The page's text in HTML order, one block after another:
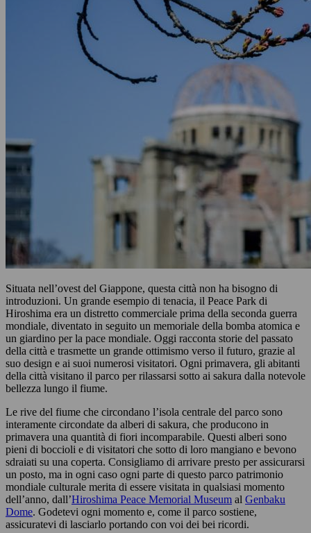
Situata nell’ovest del Giappone, questa città non ha bisogno di
introduzioni. Un grande esempio di tenacia, il Peace Park di
Hiroshima era un distretto commerciale prima della seconda guerra
mondiale, diventato in seguito un memoriale della bomba atomica e
un giardino per la pace mondiale. Oggi racconta storie del passato
della città e trasmette un grande ottimismo verso il futuro, grazie al
suo design e ai suoi numerosi visitatori. Ogni primavera, gli abitanti
della città visitano il parco per rilassarsi sotto ai sakura dalla notevole
bellezza lungo il fiume.
Le rive del fiume che circondano l’isola centrale del parco sono
interamente circondate da alberi di sakura, che producono in
primavera una quantità di fiori incomparabile. Questi alberi sono
pieni di boccioli e di visitatori che sotto di loro mangiano e bevono
sdraiati su una coperta. Consigliamo di arrivare presto per assicurarsi
un posto, ma in ogni caso ogni parte di questo parco patrimonio
mondiale culturale merita di essere visitata in qualsiasi momento
dell’anno, dall’Hiroshima Peace Memorial Museum al Genbaku
Dome. Godetevi ogni momento e, come il parco sostiene,
assicuratevi di lasciarlo portando con voi dei bei ricordi.